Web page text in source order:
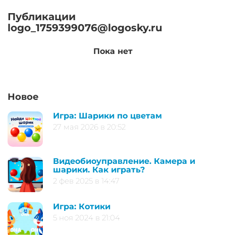
Публикации
logo_1759399076@logosky.ru
Пока нет
Новое
Игра: Шарики по цветам
27 мая 2026 в 20:52
Видеобиоуправление. Камера и
шарики. Как играть?
2 фев 2025 в 14:47
Игра: Котики
5 ноя 2024 в 21:04